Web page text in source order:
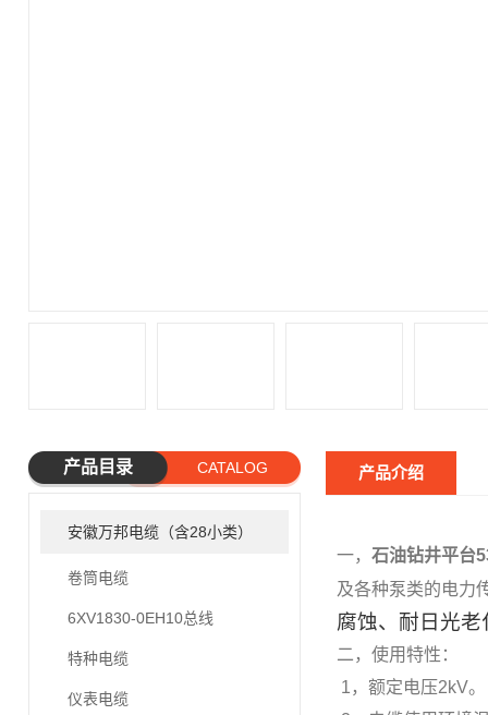
产品目录 CATALOG
安徽万邦电缆（含28小类）
卷筒电缆
6XV1830-0EH10总线
特种电缆
仪表电缆
产品介绍
一， 石油钻井平台
及各种泵类的电力
腐蚀、耐日光
二，使用特性：
1，额定电压2kV。